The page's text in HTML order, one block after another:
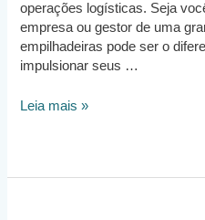
operações logísticas. Seja
empresa ou gestor de uma
empilhadeiras pode ser o
impulsionar seus …
Alugar
Melhorar
Leia mais »